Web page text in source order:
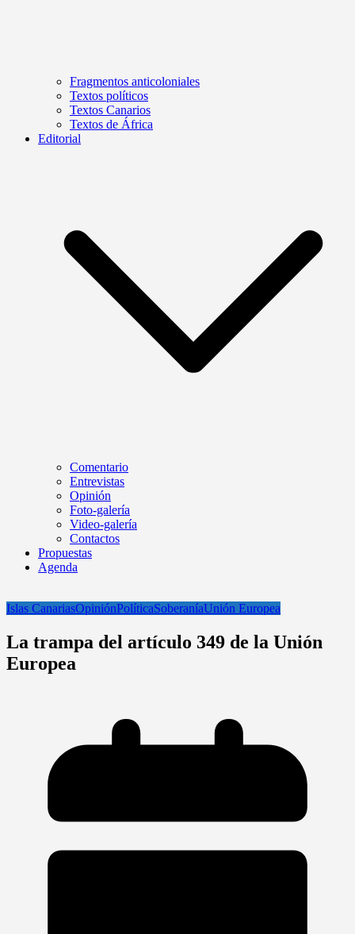
Fragmentos anticoloniales
Textos políticos
Textos Canarios
Textos de África
Editorial
Comentario
Entrevistas
Opinión
Foto-galería
Video-galería
Contactos
Propuestas
Agenda
Islas CanariasOpiniónPolíticaSoberaníaUnión Europea
La trampa del artículo 349 de la Unión
Europea